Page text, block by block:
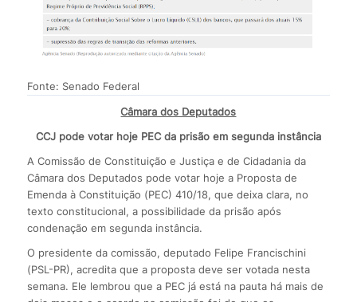
Fonte: Senado Federal
Câmara dos Deputados
CCJ pode votar hoje PEC da prisão em segunda instância
A Comissão de Constituição e Justiça e de Cidadania da
Câmara dos Deputados pode votar hoje a Proposta de
Emenda à Constituição (PEC) 410/18, que deixa clara, no
texto constitucional, a possibilidade da prisão após
condenação em segunda instância.
O presidente da comissão, deputado Felipe Francischini
(PSL-PR), acredita que a proposta deve ser votada nesta
semana. Ele lembrou que a PEC já está na pauta há mais de